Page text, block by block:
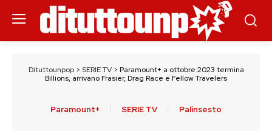
Dituttounpop> SERIE TV> Paramount+ a ottobre 2023 termina
Billions, arrivano Frasier, Drag Race e Fellow Travelers
Paramount+ SERIE TV Palinsesto